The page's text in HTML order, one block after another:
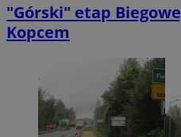
"Górski" etap
Kopcem